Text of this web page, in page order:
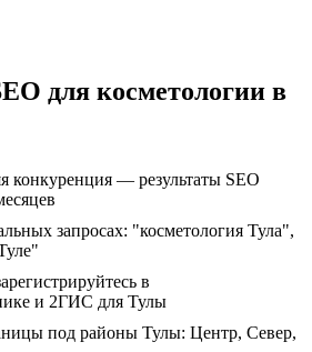
для косметологии в
конкуренция — результаты SEO
запросах: "косметология Тула",
в
и 2ГИС для Тулы
под районы Тулы: Центр, Север,